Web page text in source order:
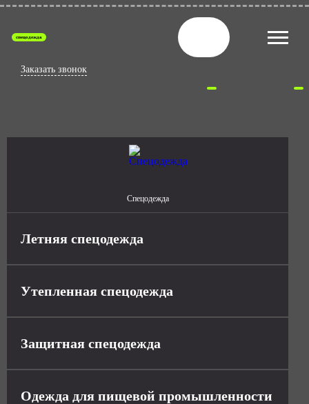
спецодежда
Заказать звонок
Спецодежда
Летняя спецодежда
Утепленная спецодежда
Защитная спецодежда
Одежда для пищевой промышленности